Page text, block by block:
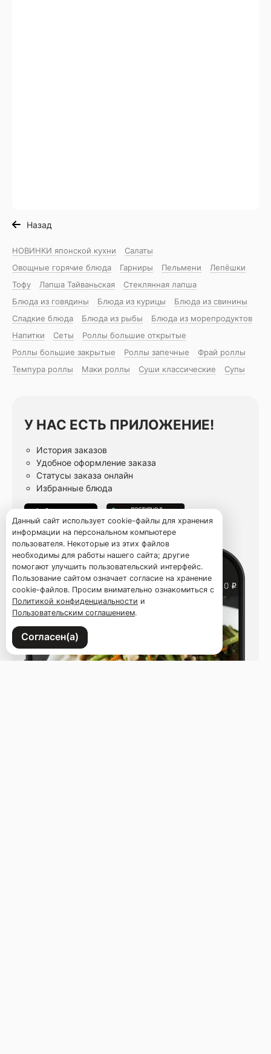
Назад
НОВИНКИ японской кухни
Салаты
Овощные горячие блюда
Гарниры Пельмени
Лепёшки
Тофу
Лапша Тайваньская
Стеклянная лапша
Блюда из говядины
Блюда из курицы
Блюда из свинины
Сладкие блюда
Блюда из рыбы
Блюда из морепродуктов
Напитки
Сеты
Роллы большие открытые
Роллы большие закрытые
Роллы запечные
Фрай роллы
Темпура роллы
Маки роллы Суши классические Супы
У НАС ЕСТЬ ПРИЛОЖЕНИЕ!
История заказов
Удобное оформление заказа
Статусы заказа онлайн
Избранные блюда
Данный сайт использует cookie-файлы для хранения
информации на персональном компьютере
пользователя. Некоторые из этих файлов
необходимы для работы нашего сайта; другие
помогают улучшить пользовательский интерфейс.
Пользование сайтом означает согласие на хранение
cookie-файлов. Просим внимательно ознакомиться с
Политикой конфиденциальности и
Пользовательским соглашением.
Согласен(а)